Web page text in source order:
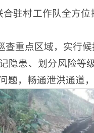
驻村工作队全方
重点区域，实行
患、划分风险等
，畅通泄洪通道